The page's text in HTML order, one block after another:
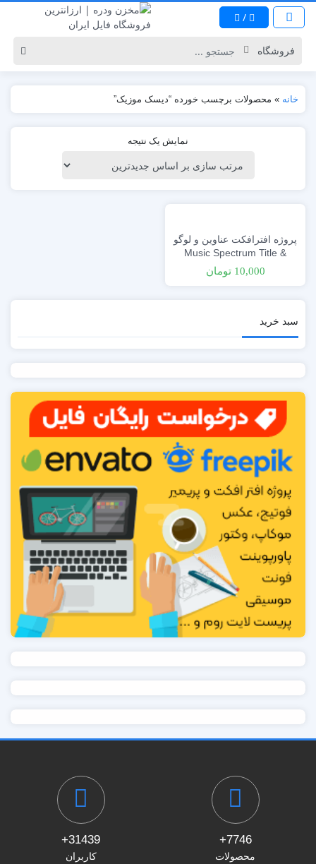
/
خانه » محصولات برچسب خورده “دیسک موزیک”
نمایش یک نتیجه
پروژه افترافکت عناوین و لوگو
Music Spectrum Title &
Logo Reveal
10,000 تومان
سبد خرید
7746+
محصولات
31439+
کاربران